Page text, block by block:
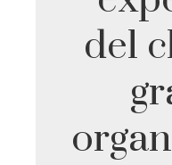
del